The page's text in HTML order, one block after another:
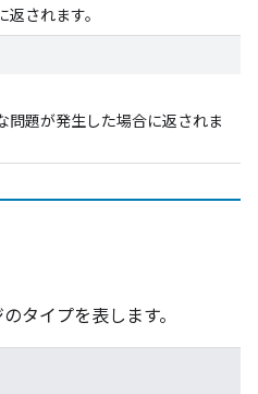
されます。
問題が発生した場合に返されま
タイプを表します。